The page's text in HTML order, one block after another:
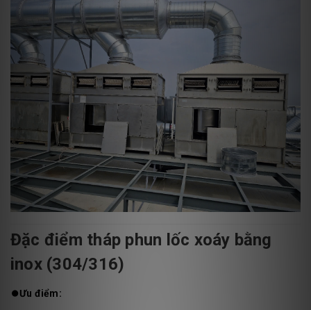
Đặc điểm tháp phun lốc xoáy bằng
inox (304/316)
⏺️Ưu điểm: